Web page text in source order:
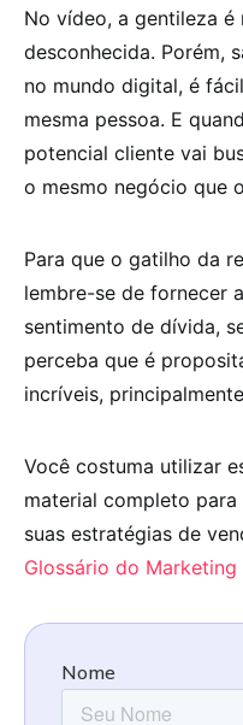
No vídeo, a gentileza é
desconhecida. Porém,
no mundo digital, é
mesma pessoa. E
potencial cliente vai
o mesmo negócio que
Para que o gatilho da
lembre-se de fornecer
sentimento de dívida,
perceba que é
incríveis,
Você costuma utilizar
material completo
suas estratégias de
Glossário do Marketing